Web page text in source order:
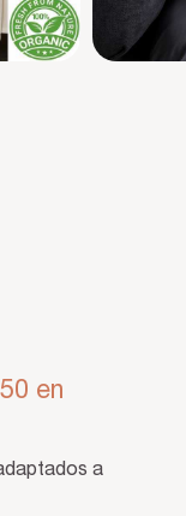
en
a